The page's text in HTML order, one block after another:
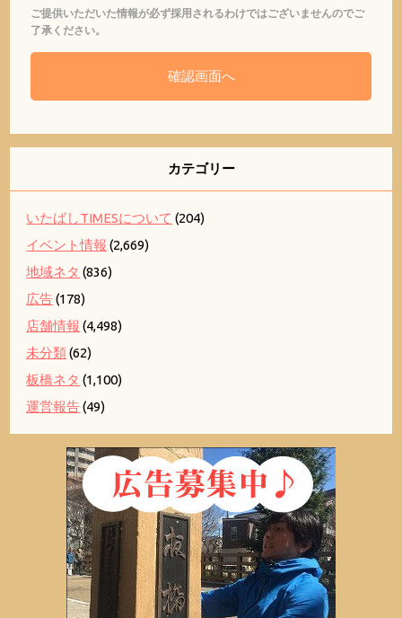
ご提供いただいた情報が必ず採用されるわけではございませんのでご
了承ください。
カテゴリー
いたばしTIMESについて (204)
イベント情報 (2,669)
地域ネタ (836)
広告(178)
店舗情報 (4,498)
未分類(62)
板橋ネタ (1,100)
運営報告(49)